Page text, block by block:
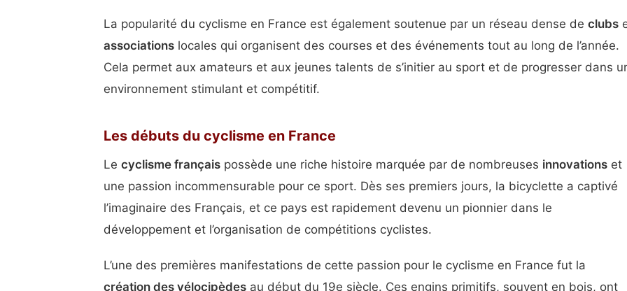
La popularité du cyclisme en France est également soutenue par un réseau dense de clubs
associations locales qui organisent des courses et des événements tout au long de l’année.
Cela permet aux amateurs et aux jeunes talents de s’initier au sport et de progresser dans
environnement stimulant et compétitif.
Les débuts du cyclisme en France
Le cyclisme français possède une riche histoire marquée par de nombreuses innovations et
une passion incommensurable pour ce sport. Dès ses premiers jours, la bicyclette a captivé
l’imaginaire des Français, et ce pays est rapidement devenu un pionnier dans le
développement et l’organisation de compétitions cyclistes.
L’une des premières manifestations de cette passion pour le cyclisme en France fut la
création des vélocipèdes au début du 19e siècle. Ces engins primitifs, souvent en bois, ont